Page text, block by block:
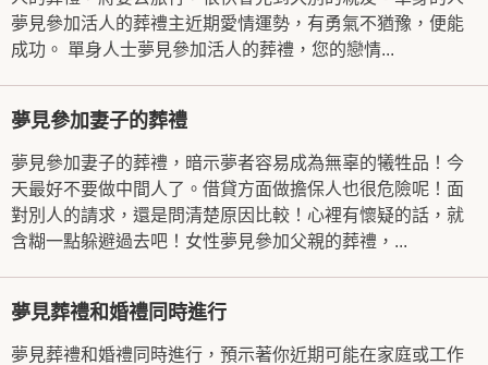
夢見參加活人的葬禮主近期愛情運勢，有勇氣不猶豫，便能
成功。 單身人士夢見參加活人的葬禮，您的戀情...
夢見參加妻子的葬禮
夢見參加妻子的葬禮，暗示夢者容易成為無辜的犧牲品！今
天最好不要做中間人了。借貸方面做擔保人也很危險呢！面
對別人的請求，還是問清楚原因比較！心裡有懷疑的話，就
含糊一點躲避過去吧！女性夢見參加父親的葬禮，...
夢見葬禮和婚禮同時進行
夢見葬禮和婚禮同時進行，預示著你近期可能在家庭或工作